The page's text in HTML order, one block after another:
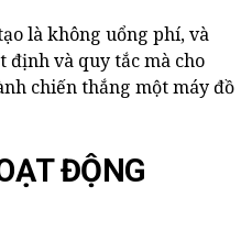
là không uổng phí, và
định và quy tắc mà cho
chiến thắng một máy đồ
ĐỘNG